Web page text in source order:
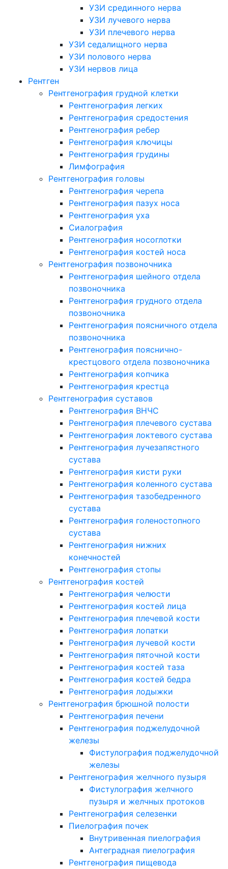
УЗИ срединного нерва
УЗИ лучевого нерва
УЗИ плечевого нерва
УЗИ седалищного нерва
УЗИ полового нерва
УЗИ нервов лица
Рентген
Рентгенография грудной клетки
Рентгенография легких
Рентгенография средостения
Рентгенография ребер
Рентгенография ключицы
Рентгенография грудины
Лимфография
Рентгенография головы
Рентгенография черепа
Рентгенография пазух носа
Рентгенография уха
Сиалография
Рентгенография носоглотки
Рентгенография костей носа
Рентгенография позвоночника
Рентгенография шейного отдела
позвоночника
Рентгенография грудного отдела
позвоночника
Рентгенография поясничного отдела
позвоночника
Рентгенография пояснично-
крестцового отдела позвоночника
Рентгенография копчика
Рентгенография крестца
Рентгенография суставов
Рентгенография ВНЧС
Рентгенография плечевого сустава
Рентгенография локтевого сустава
Рентгенография лучезапястного
сустава
Рентгенография кисти руки
Рентгенография коленного сустава
Рентгенография тазобедренного
сустава
Рентгенография голеностопного
сустава
Рентгенография нижних
конечностей
Рентгенография стопы
Рентгенография костей
Рентгенография челюсти
Рентгенография костей лица
Рентгенография плечевой кости
Рентгенография лопатки
Рентгенография лучевой кости
Рентгенография пяточной кости
Рентгенография костей таза
Рентгенография костей бедра
Рентгенография лодыжки
Рентгенография брюшной полости
Рентгенография печени
Рентгенография поджелудочной
железы
Фистулография поджелудочной
железы
Рентгенография желчного пузыря
Фистулография желчного
пузыря и желчных протоков
Рентгенография селезенки
Пиелография почек
Внутривенная пиелография
Антеградная пиелография
Рентгенография пищевода